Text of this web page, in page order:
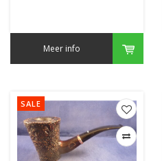
Meer info
SALE